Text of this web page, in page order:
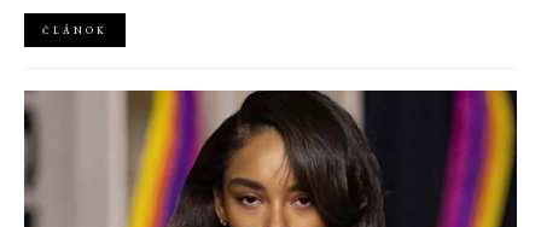
prejde po ikonickom móle.
ČLÁNOK